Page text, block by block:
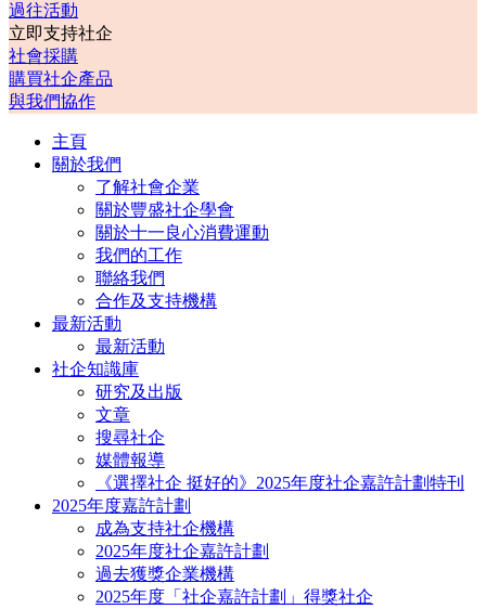
過往活動
立即支持社企
社會採購
購買社企產品
與我們協作
主頁
關於我們
了解社會企業
關於豐盛社企學會
關於十一良心消費運動
我們的工作
聯絡我們
合作及支持機構
最新活動
最新活動
社企知識庫
研究及出版
文章
搜尋社企
媒體報導
《選擇社企 挺好的》2025年度社企嘉許計劃特刊
2025年度嘉許計劃
成為支持社企機構
2025年度社企嘉許計劃
過去獲獎企業機構
2025年度「社企嘉許計劃」得獎社企